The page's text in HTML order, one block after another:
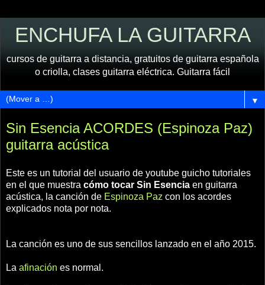
ENCHUFA LA GUITARRA
cursos de guitarra a distancia, gratuitos de guitarra española
o criolla, clases guitarra eléctrica. Guitarra fácil
▼
Sin Esencia ACORDES (Espinoza Paz)
guitarra acústica
Este es un tutorial del usuario de youtube guicho tutoriales
en el que muestra cómo tocar Sin Esencia en guitarra
acústica, la canción de Espinoza Paz con los acordes
explicados nota por nota.
La canción es uno de sus sencillos lanzado en el año 2015.
La afinación es normal.